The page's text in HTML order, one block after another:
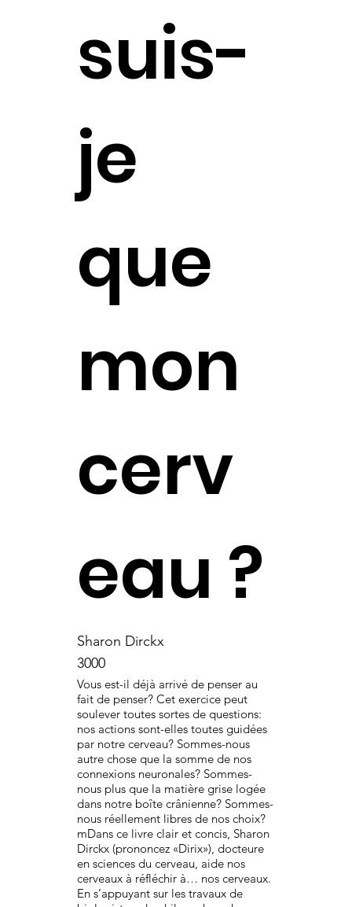
suis-
je
que
mon
cerv
eau ?
Sharon Dirckx
3000
Vous est-il déjà arrivé de penser au
fait de penser? Cet exercice peut
soulever toutes sortes de questions:
nos actions sont-elles toutes guidées
par notre cerveau? Sommes-nous
autre chose que la somme de nos
connexions neuronales? Sommes-
nous plus que la matière grise logée
dans notre boîte crânienne? Sommes-
nous réellement libres de nos choix?
mDans ce livre clair et concis, Sharon
Dirckx (prononcez «Dirix»), docteure
en sciences du cerveau, aide nos
cerveaux à réfléchir à… nos cerveaux.
En s’appuyant sur les travaux de